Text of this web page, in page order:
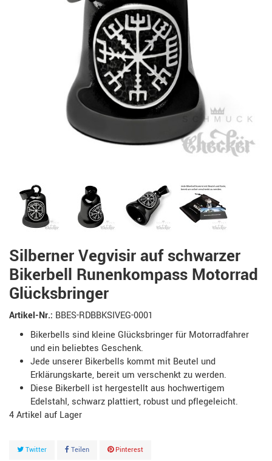
Silberner Vegvisir auf schwarzer
Bikerbell Runenkompass Motorrad
Glücksbringer
Artikel-Nr.: BBES-RDBBKSIVEG-0001
Bikerbells sind kleine Glücksbringer für Motorradfahrer
und ein beliebtes Geschenk.
Jede unserer Bikerbells kommt mit Beutel und
Erklärungskarte, bereit um verschenkt zu werden.
Diese Bikerbell ist hergestellt aus hochwertigem
Edelstahl, schwarz plattiert, robust und pflegeleicht.
4Artikel
Twitter Teilen Pinterest